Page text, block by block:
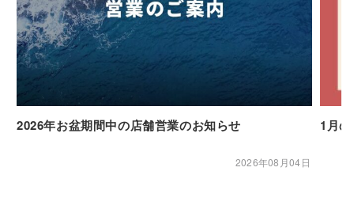
2026年お盆期間中の店舗営業のお知らせ
2026年08月04日
1月